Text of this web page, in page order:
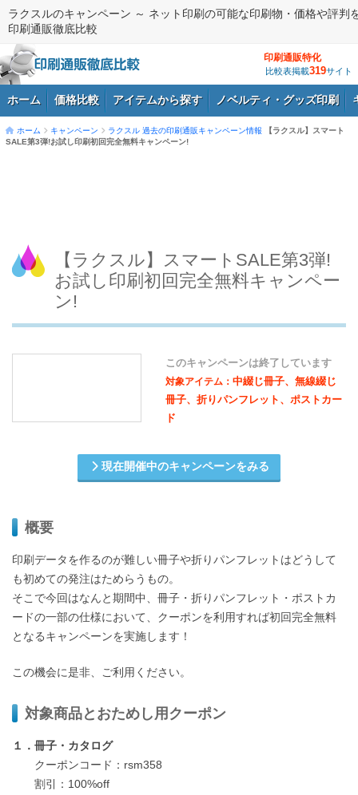
ラクスルのキャンペーン ～ ネット印刷の可能な印刷物・価格や評判
印刷通販徹底比較
印刷通販特化
比較表掲載319サイト
ホーム 価格比較 アイテムから探す ノベルティ・グッズ印刷
ホーム キャンペーン ラクスル 過去の印刷通販キャンペーン情報
【ラクスル】スマート
SALE第3弾!お試し印刷初回完全無料キャンペーン!
【ラクスル】スマートSALE第3弾!
お試し印刷初回完全無料キャンペー
ン!
このキャンペーンは終了しています
対象アイテム： 中綴じ冊子、無線綴じ
冊子、折りパンフレット、ポストカー
ド
現在開催中のキャンペーンをみる
概要
印刷データを作るのが難しい冊子や折りパンフレットはどうして
も初めての発注はためらうもの。
そこで今回はなんと期間中、冊子・折りパンフレット・ポストカ
ードの一部の仕様において、クーポンを利用すれば初回完全無料
となるキャンペーンを実施します！
この機会に是非、ご利用ください。
対象商品とおためし用クーポン
１．冊子・カタログ
クーポンコード：rsm358
割引：100%off